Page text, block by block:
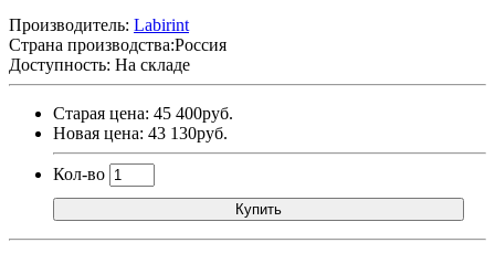
Производитель: Labirint
Страна производства:Россия
Доступность: На складе
Старая цена: 45 400руб.
Новая цена: 43 130руб.
Кол-во
Купить